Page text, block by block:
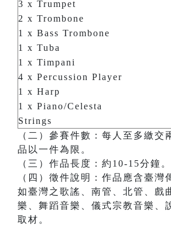
3 x Trumpet
2 x Trombone
1 x Bass Trombone
1 x Tuba
1 x Timpani
4 x Percussion Player
1 x Harp
1 x Piano/Celesta
Strings
（二）參賽件數：每人至多繳交
品以一件為限。
（三）作品長度：約10-15分鐘。
（四）徵件說明：作品應含臺灣
如臺灣之歌謠、南管、北管、戲
樂、舞蹈音樂、儀式宗教音樂、
取材。